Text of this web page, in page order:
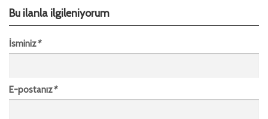
Bu ilanla ilgileniyorum
İsminiz*
E-postanız*